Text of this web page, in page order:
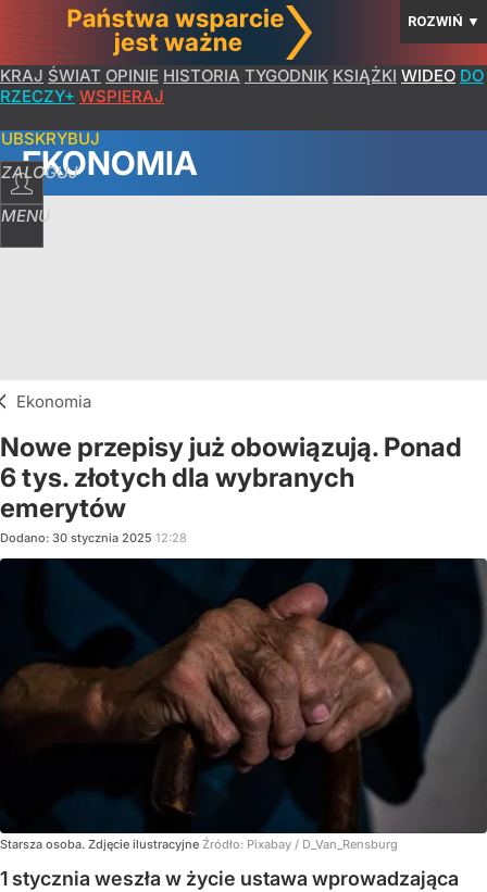
ROZWIŃ ▼
KRAJ ŚWIAT OPINIE HISTORIA TYGODNIK KSIĄŻKI WIDEO DO
RZECZY+ WSPIERAJ
ZALOGUJ
MENU
EKONOMIA
Ekonomia
Nowe przepisy już obowiązują. Ponad
6 tys. złotych dla wybranych
emerytów
Dodano: 30 stycznia 2025 12:28
Starsza osoba. Zdjęcie ilustracyjne Źródło: Pixabay / D_Van_Rensburg
1 stycznia weszła w życie ustawa wprowadzająca